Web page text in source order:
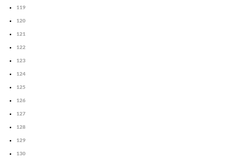
119
120
121
122
123
124
125
126
127
128
129
130